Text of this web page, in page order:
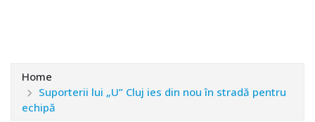
Home
Suporterii lui „U” Cluj ies din nou în stradă pentru
echipă